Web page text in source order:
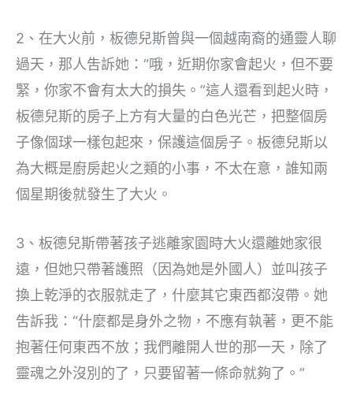
2、在大火前，板德兒斯曾與一個越南裔的通靈人聊
過天，那人吿訴她：“哦，近期你家會起火，但不要
緊，你家不會有太大的損失。”這人還看到起火時，
板德兒斯的房子上方有大量的白色光芒，把整個房
子像個球一樣包起來，保護這個房子。板德兒斯以
為大概是廚房起火之類的小事，不太在意，誰知兩
個星期後就發生了大火。
3、板德兒斯帶著孩子逃離家園時大火還離她家很
遠，但她只帶著護照（因為她是外國人）並叫孩子
換上乾淨的衣服就走了，什麼其它東西都沒帶。她
吿訴我：“什麼都是身外之物，不應有執著，更不能
抱著任何東西不放；我們離開人世的那一天，除了
靈魂之外沒別的了，只要留著一條命就夠了。”